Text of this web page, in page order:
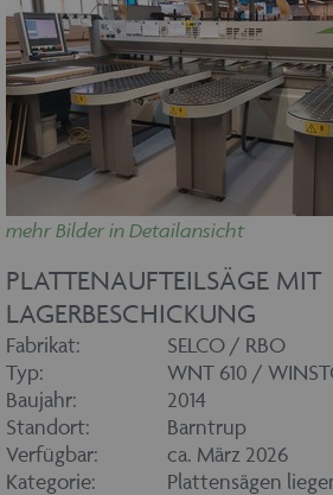
mehr Bilder in Detailansicht
PLATTENAUFTEILSÄGE MIT
LAGERBESCHICKUNG
Fabrikat:
SELCO / RBO
Typ:
WNT 610 /
Baujahr:
2014
Standort:
Barntrup
Verfügbar:
ca. März 2026
Kategorie:
Plattensägen